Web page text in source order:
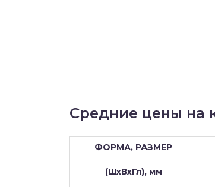
Средние цены на
ФОРМА, РАЗМЕР
(ШхВхГл), мм